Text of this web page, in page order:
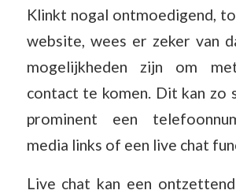
Klinkt nogal ontmoedigend,
website, wees er zeker van
mogelijkheden zijn om
contact te komen. Dit kan zo
prominent een
media links of een live chat
Live chat kan een